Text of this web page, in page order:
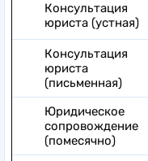
Консультация
юриста (устная)
Консультация
юриста
(письменная)
Юридическое
сопровождение
(помесячно)